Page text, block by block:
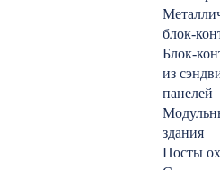
блок-
Блок-
из
панелей
здания
Посты